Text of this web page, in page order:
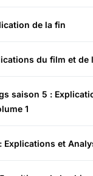
de la fin
du film et de
saison 5 :
1
Explications et